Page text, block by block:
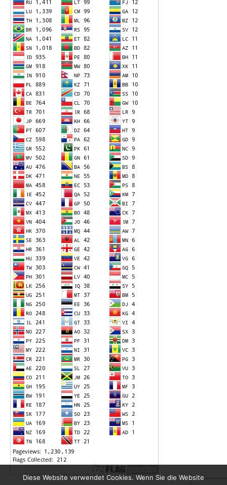
Diese Website verwendet Cookies. Wenn Sie die Website